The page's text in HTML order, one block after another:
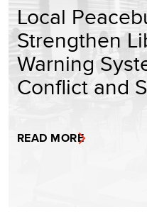
Local
Strengthen
Warning
Conflict and
READ MORE